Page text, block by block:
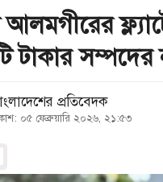
সর্বশেষ
আর্কাইভ
টাকার সম্পদের
প্রতিবেদক
০৫ ফেব্রুয়ারি ২০২৬, ২১:৫৩